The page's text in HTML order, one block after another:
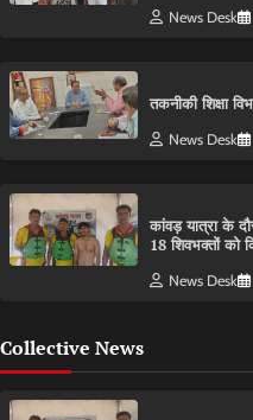
News Desk
तकनीकी शिक्षा
News Desk
कांवड़ यात्रा के
18 शिवभक्तों को
News Desk
Collective News